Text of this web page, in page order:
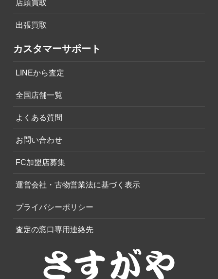
店頭買取
出張買取
カスタマーサポート
LINEから査定
全国店舗一覧
よくある質問
お問い合わせ
FC加盟店募集
運営会社・古物営業法に基づく表示
プライバシーポリシー
査定の窓口専用連絡先